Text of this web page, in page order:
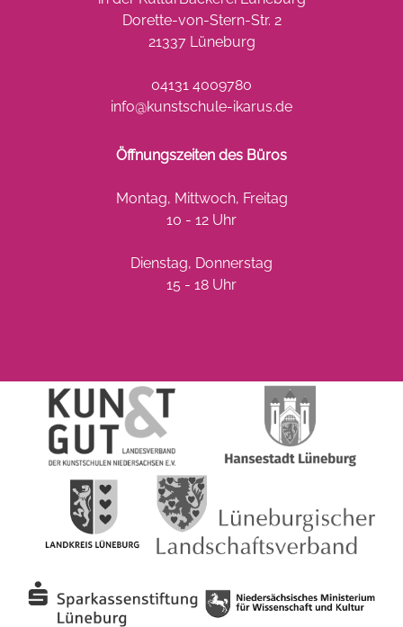
Dorette-von-Stern-Str. 2
21337 Lüneburg
04131 4009780
info@kunstschule-ikarus.de
Öffnungszeiten des Büros
Montag, Mittwoch, Freitag
10 - 12 Uhr
Dienstag, Donnerstag
15 - 18 Uhr